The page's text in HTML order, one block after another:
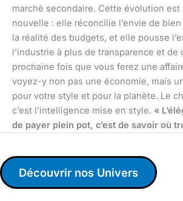
marché secondaire. Cette évolution
nouvelle : elle réconcilie l’envie de
la réalité des budgets, et elle pousse
l’industrie à plus de transparence et de
prochaine fois que vous ferez une
voyez-y non pas une économie, mais
pour votre style et pour la planète. Le
c’est l’intelligence mise en style. «
de payer plein pot, c’est de savoir où
Découvrir nos Univers